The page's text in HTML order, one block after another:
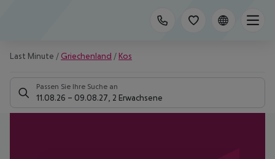
Last Minute / Griechenland / Kos
Passen Sie Ihre Suche an
11.08.26 – 09.08.27 2 Erwachsene